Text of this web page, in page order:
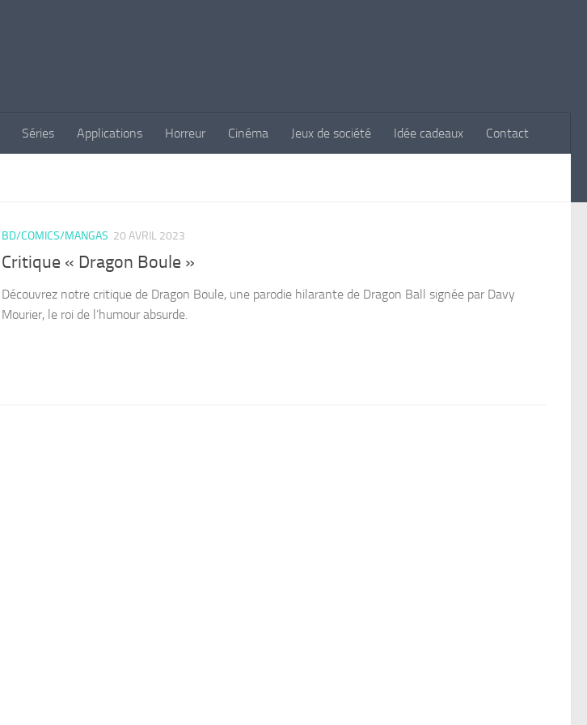
Séries Applications Horreur Cinéma Jeux de société Idée cadeaux Contact
BD/COMICS/MANGAS 20 AVRIL 2023
Critique « Dragon Boule »
Découvrez notre critique de Dragon Boule, une parodie hilarante de Dragon Ball signée par Davy
Mourier, le roi de l’humour absurde.